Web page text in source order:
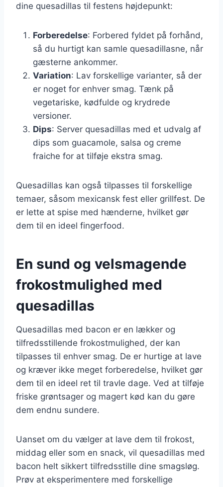
dine quesadillas til festens højdepunkt:
Forberedelse: Forbered fyldet på forhånd,
så du hurtigt kan samle quesadillasne, når
gæsterne ankommer.
Variation: Lav forskellige varianter, så der
er noget for enhver smag. Tænk på
vegetariske, kødfulde og krydrede
versioner.
Dips: Server quesadillas med et udvalg af
dips som guacamole, salsa og creme
fraiche for at tilføje ekstra smag.
Quesadillas kan også tilpasses til forskellige
temaer, såsom mexicansk fest eller grillfest. De
er lette at spise med hænderne, hvilket gør
dem til en ideel fingerfood.
En sund og velsmagende
frokostmulighed med
quesadillas
Quesadillas med bacon er en lækker og
tilfredsstillende frokostmulighed, der kan
tilpasses til enhver smag. De er hurtige at lave
og kræver ikke meget forberedelse, hvilket gør
dem til en ideel ret til travle dage. Ved at tilføje
friske grøntsager og magert kød kan du gøre
dem endnu sundere.
Uanset om du vælger at lave dem til frokost,
middag eller som en snack, vil quesadillas med
bacon helt sikkert tilfredsstille dine smagsløg.
Prøv at eksperimentere med forskellige